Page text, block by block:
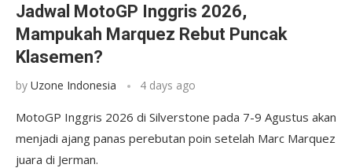
Jadwal MotoGP Inggris 2026,
Mampukah Marquez Rebut Puncak
Klasemen?
by Uzone Indonesia 4 days ago
MotoGP Inggris 2026 di Silverstone pada 7-9 Agustus akan
menjadi ajang panas perebutan poin setelah Marc Marquez
juara di Jerman.